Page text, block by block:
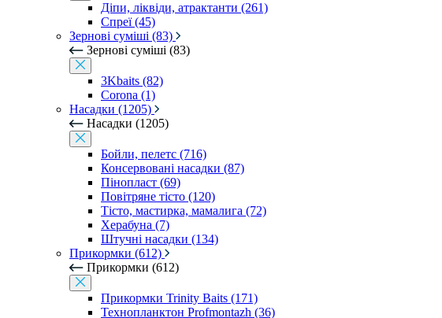
Діпи, ліквіди, атрактанти (261)
Спреї (45)
Зернові суміші (83)
Зернові суміші (83)
3Kbaits (82)
Corona (1)
Насадки (1205)
Насадки (1205)
Бойли, пелетс (716)
Консервовані насадки (87)
Пінопласт (69)
Повітряне тісто (120)
Тісто, мастирка, мамалига (72)
Херабуна (7)
Штучні насадки (134)
Прикормки (612)
Прикормки (612)
Прикормки Trinity Baits (171)
Технопланктон Profmontazh (36)